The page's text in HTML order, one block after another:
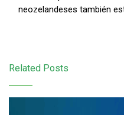
neozelandeses también
Related Posts